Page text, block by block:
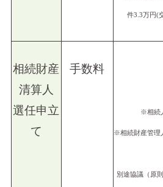
件3.3万円(
相続財産
清算人
選任申立
て
手数料
※相続
※相続財産管理
別途協議（原